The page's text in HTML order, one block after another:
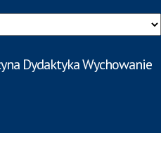
Dydaktyka Wychowanie